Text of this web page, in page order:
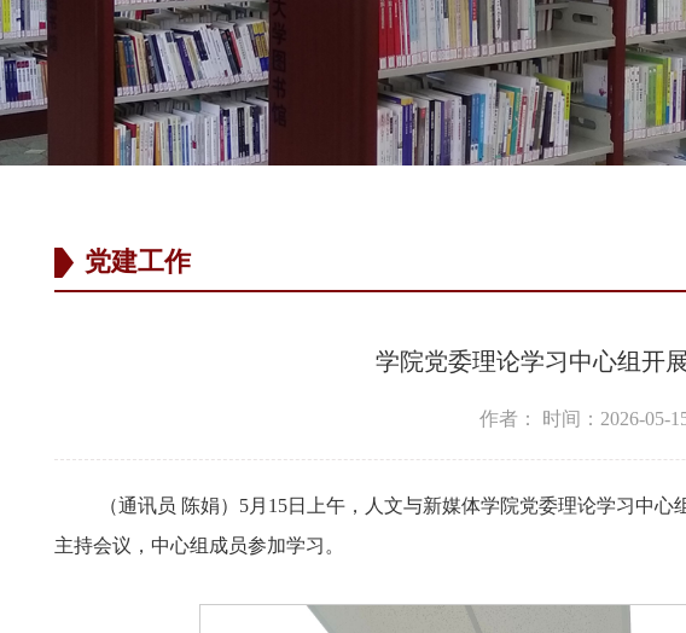
党建工作
学院党委理论学习中心组开
作者： 时间：2026-05-
（通讯员 陈娟）5月15日上午，人文与新媒体学院党委理论学习中
主持会议，中心组成员参加学习。